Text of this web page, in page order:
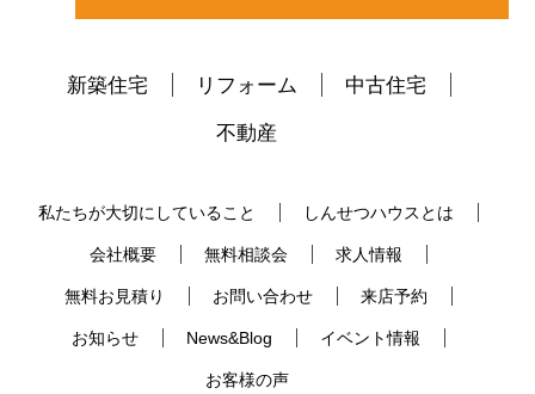
新築住宅 リフォーム
中古住宅
不動産
私たちが大切にしていること しんせつハウスとは
会社概要 無料相談会 求人情報
無料お見積り お問い合わせ 来店予約
お知らせ News&Blog イベント情報
お客様の声